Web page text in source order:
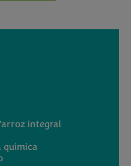
integral
química